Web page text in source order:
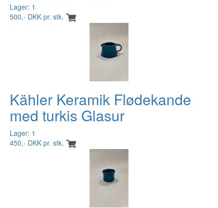
Lager: 1
500,- DKK pr. stk.
Kähler Keramik Flødekande
med turkis Glasur
Lager: 1
450,- DKK pr. stk.